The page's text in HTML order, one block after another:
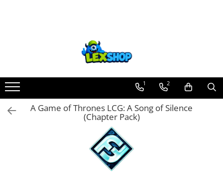
Board Games
Extensii boardgames
Card Games (jocuri cu carti)
Jocuri pentru toata familia
Party Games (jocuri de petrecere)
1 2
A Game of Thrones LCG: A Song of Silence
(Chapter Pack)